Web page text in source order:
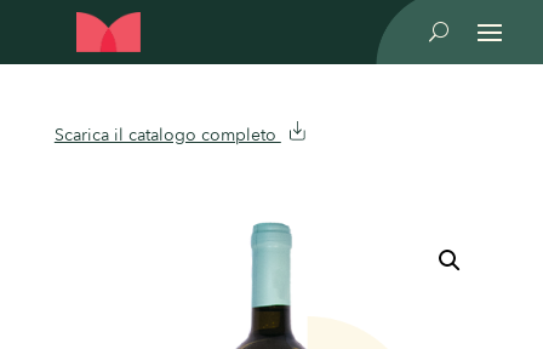
U
Scarica il catalogo completo